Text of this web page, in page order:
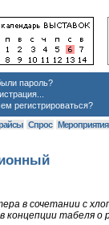
пароль?
регистрироваться?
Спрос Мероприятия
в сочетании с
концепции табеля о